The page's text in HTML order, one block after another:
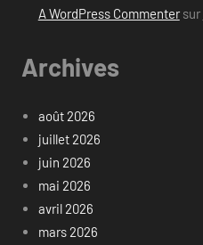
A WordPress Commentersur
Archives
août 2026
juillet 2026
juin 2026
mai 2026
avril 2026
mars 2026